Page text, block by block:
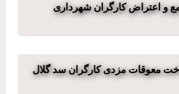
و اعتراض کارگران شهرداری
معوقات مزدی کارگران سد گلال